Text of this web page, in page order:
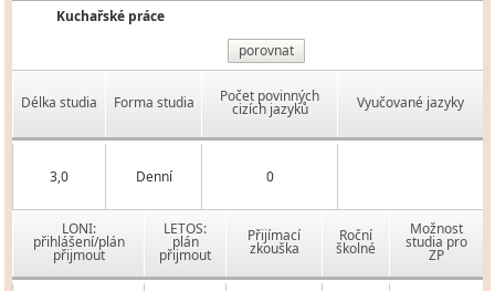
Kuchařské práce
porovnat
Délka studia Forma studia Počet povinných
cizích jazyků Vyučované jazyky
3,0 Denní 0
LONI:
přihlášení/plán
přijmout
LETOS:
plán
přijmout
Přijímací
zkouška
Roční
školné
Možnost
studia pro
ZP